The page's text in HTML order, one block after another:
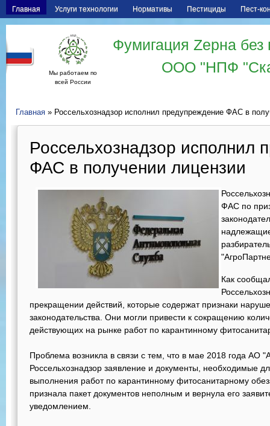
Главная Услуги технологии Нормативы Пестициды Пест-
Мы работаем по
всей России
Фумигация Zерна
ООО "НПФ
Главная » Россельхознадзор исполнил предупреждение ФАС в
Россельхознадзор исполнил
ФАС в получении лицензии
ФАС по
Как
прекращении действий, которые содержат признаки
законодательства. Они могли привести к сокращению
действующих на рынке работ по карантинному
Проблема возникла в связи с тем, что в мае 2018 года АО
Россельхознадзор заявление и документы, необходимые
выполнения работ по карантинному фитосанитарному
признала пакет документов неполным и вернула его
уведомлением.